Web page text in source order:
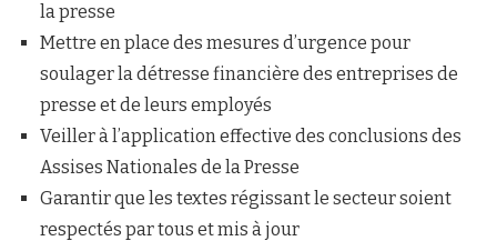
la presse
Mettre en place des mesures d’urgence pour
soulager la détresse financière des entreprises de
presse et de leurs employés
Veiller à l’application effective des conclusions des
Assises Nationales de la Presse
Garantir que les textes régissant le secteur soient
respectés par tous et mis à jour